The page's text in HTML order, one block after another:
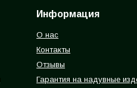
Информация
О нас
Контакты
Отзывы
Гарантия на надувные